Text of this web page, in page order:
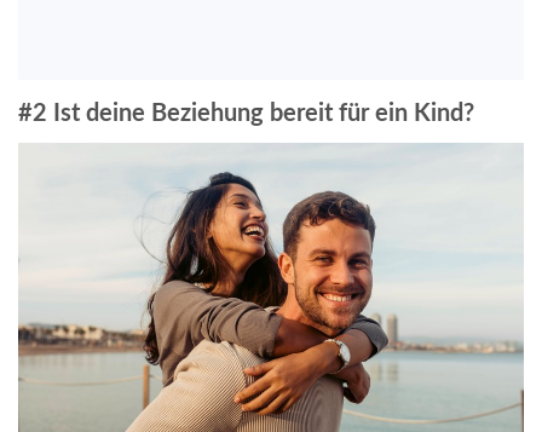
#2 Ist deine Beziehung bereit für ein Kind?